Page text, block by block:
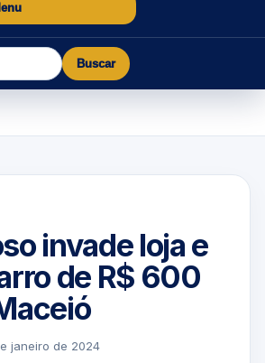
Buscar
invade loja e
de R$ 600
janeiro de 2024